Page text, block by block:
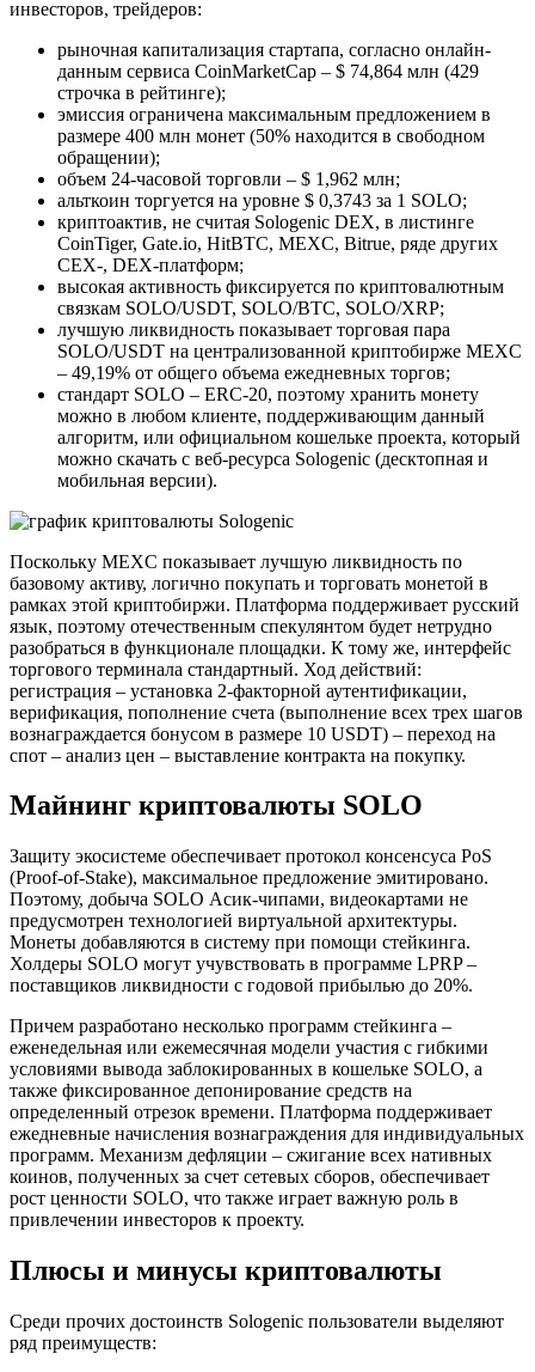
инвесторов, трейдеров:
рыночная капитализация стартапа, согласно онлайн-
данным сервиса CoinMarketCap – $ 74,864 млн (429
строчка в рейтинге);
эмиссия ограничена максимальным предложением в
размере 400 млн монет (50% находится в свободном
обращении);
объем 24-часовой торговли – $ 1,962 млн;
альткоин торгуется на уровне $ 0,3743 за 1 SOLO;
криптоактив, не считая Sologenic DEX, в листинге
CoinTiger, Gate.io, HitBTC, MEXC, Bitrue, ряде других
CEX-, DEX-платформ;
высокая активность фиксируется по криптовалютным
связкам SOLO/USDT, SOLO/BTC, SOLO/XRP;
лучшую ликвидность показывает торговая пара
SOLO/USDT на централизованной криптобирже MEXC
– 49,19% от общего объема ежедневных торгов;
стандарт SOLO – ERC-20, поэтому хранить монету
можно в любом клиенте, поддерживающим данный
алгоритм, или официальном кошельке проекта, который
можно скачать с веб-ресурса Sologenic (десктопная и
мобильная версии).
Поскольку MEXC показывает лучшую ликвидность по
базовому активу, логично покупать и торговать монетой в
рамках этой криптобиржи. Платформа поддерживает русский
язык, поэтому отечественным спекулянтом будет нетрудно
разобраться в функционале площадки. К тому же, интерфейс
торгового терминала стандартный. Ход действий:
регистрация – установка 2-факторной аутентификации,
верификация, пополнение счета (выполнение всех трех шагов
вознаграждается бонусом в размере 10 USDT) – переход на
спот – анализ цен – выставление контракта на покупку.
Майнинг криптовалюты SOLO
Защиту экосистеме обеспечивает протокол консенсуса PoS
(Proof-of-Stake), максимальное предложение эмитировано.
Поэтому, добыча SOLO Асик-чипами, видеокартами не
предусмотрен технологией виртуальной архитектуры.
Монеты добавляются в систему при помощи стейкинга.
Холдеры SOLO могут учувствовать в программе LPRP –
поставщиков ликвидности с годовой прибылью до 20%.
Причем разработано несколько программ стейкинга –
еженедельная или ежемесячная модели участия с гибкими
условиями вывода заблокированных в кошельке SOLO, а
также фиксированное депонирование средств на
определенный отрезок времени. Платформа поддерживает
ежедневные начисления вознаграждения для индивидуальных
программ. Механизм дефляции – сжигание всех нативных
коинов, полученных за счет сетевых сборов, обеспечивает
рост ценности SOLO, что также играет важную роль в
привлечении инвесторов к проекту.
Плюсы и минусы криптовалюты
Среди прочих достоинств Sologenic пользователи выделяют
ряд преимуществ: